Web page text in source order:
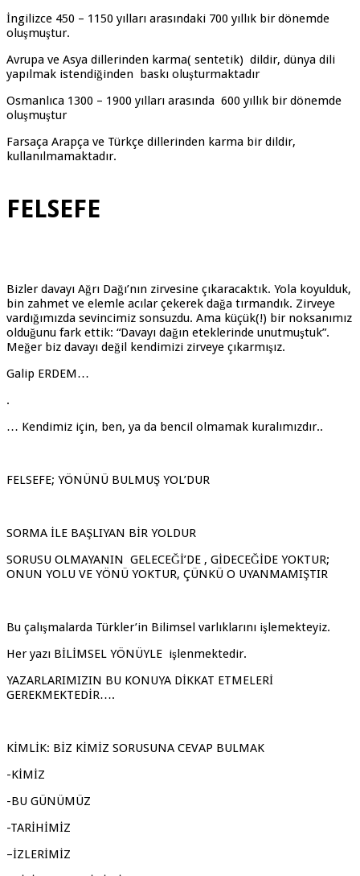
İngilizce 450 – 1150 yılları arasındaki 700 yıllık bir dönemde
oluşmuştur.
Avrupa ve Asya dillerinden karma( sentetik) dildir, dünya dili
yapılmak istendiğinden baskı oluşturmaktadır
Osmanlıca 1300 – 1900 yılları arasında 600 yıllık bir dönemde
oluşmuştur
Farsaça Arapça ve Türkçe dillerinden karma bir dildir,
kullanılmamaktadır.
FELSEFE
Bizler davayı Ağrı Dağı’nın zirvesine çıkaracaktık. Yola koyulduk,
bin zahmet ve elemle acılar çekerek dağa tırmandık. Zirveye
vardığımızda sevincimiz sonsuzdu. Ama küçük(!) bir noksanımız
olduğunu fark ettik: “Davayı dağın eteklerinde unutmuştuk”.
Meğer biz davayı değil kendimizi zirveye çıkarmışız.
Galip ERDEM…
.
… Kendimiz için, ben, ya da bencil olmamak kuralımızdır..
FELSEFE; YÖNÜNÜ BULMUŞ YOL’DUR
SORMA İLE BAŞLIYAN BİR YOLDUR
SORUSU OLMAYANIN GELECEĞİ’DE , GİDECEĞİDE YOKTUR;
ONUN YOLU VE YÖNÜ YOKTUR, ÇÜNKÜ O UYANMAMIŞTIR
Bu çalışmalarda Türkler’in Bilimsel varlıklarını işlemekteyiz.
Her yazı BİLİMSEL YÖNÜYLE işlenmektedir.
YAZARLARIMIZIN BU KONUYA DİKKAT ETMELERİ
GEREKMEKTEDİR….
KİMLİK: BİZ KİMİZ SORUSUNA CEVAP BULMAK
-KİMİZ
-BU GÜNÜMÜZ
-TARİHİMİZ
–İZLERİMİZ